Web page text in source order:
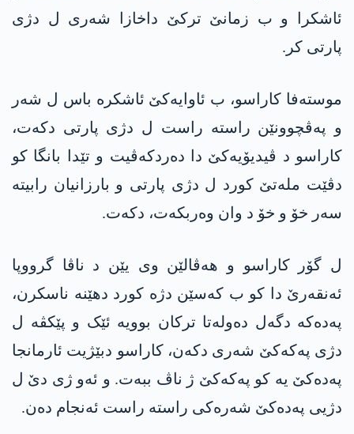
ئاشکرا و ب زمانێ ترکێ داخازا شەری ل دژی
پارتی کر.
موستەفا کاراسو، ب ئاوایەکێ ئاشکرە باس ل شەر
و پەڤچوونێن راستە راست ل دژی پارتی دکەت،
کاراسو د ڤیدیۆیەکێ دا دەردکەڤیت و تێدا بانگا کو
دڤێت ملەتێ کورد ل دژی پارتی و بارزانیان رابیتە
سەر خۆ و خۆ د وان وەربکەت، دکەت.
ل گۆر کاراسو و ھەڤالێن وی یێن د ناڤا گرووپا
ئەنقەرێ دا کو ب کەسێن دژە کورد دهێنە ناسکرن،
پەدەکە دگەل دەولەتا ترکان بوویە ئێک و پێکڤە ل
دژی پەکەکێ شەری دکەن، کاراسو دبێژیت ئارمانجا
پەدەکێ یە کو پەکەکێ ژ ناڤ ببەت. و ئەو ژی دێ ل
دژیی پەدەکێ شەرەکی راستە راست ئەنجام دەن.